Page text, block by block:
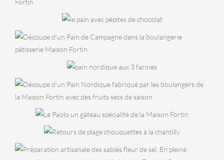
cacao
BOULANGERIE
Pain de
Campagne
BOULANGERIE
Nordique
BOULANGERIE
Pain nordique
aux fruits
BOULANGERIE
Pain
viennois
PÂTISSERIES
Paolo
Retour de
plage
BISCUITERIE
Sablés fleur de